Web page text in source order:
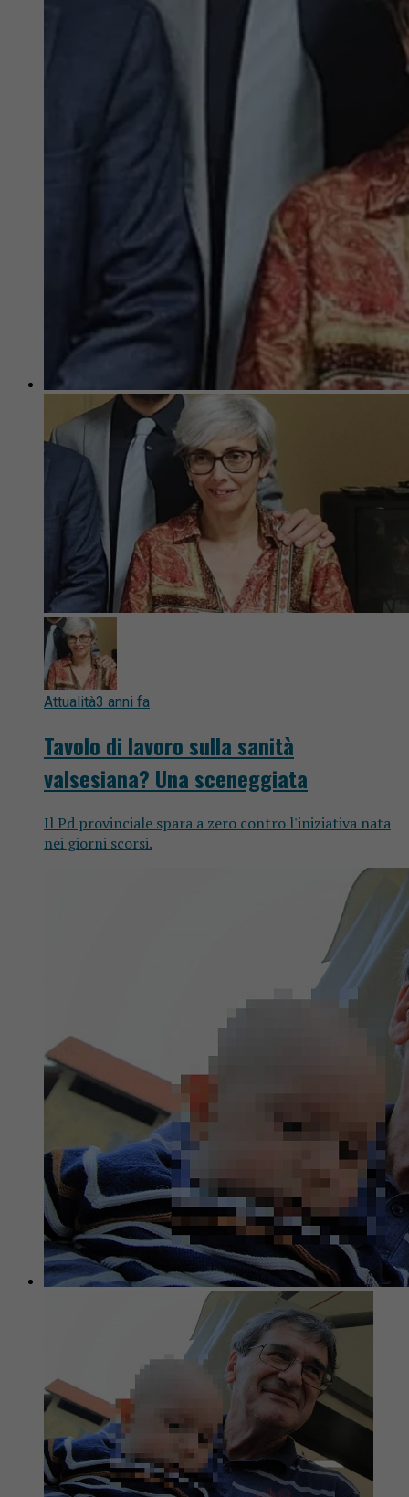
Attualità3 anni fa
Tavolo di lavoro sulla sanità
valsesiana? Una sceneggiata
Il Pd provinciale spara a zero contro l'iniziativa nata
nei giorni scorsi.